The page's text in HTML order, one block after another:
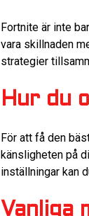
Fortnite är inte
vara skillnaden
strategier
Hur du
För att få den
känsligheten på
inställningar kan
Vanliga